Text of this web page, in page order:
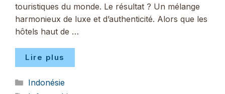
touristiques du monde. Le résultat ? Un mélange
harmonieux de luxe et d’authenticité. Alors que les
hôtels haut de …
Lire plus
Catégories
Indonésie